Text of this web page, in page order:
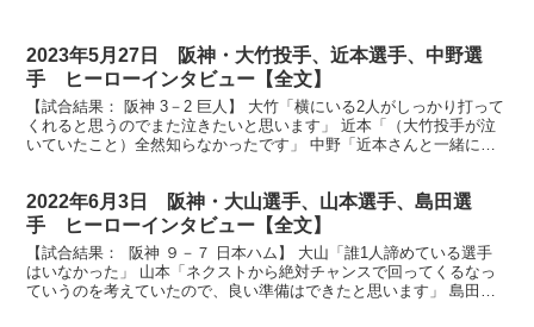
2023年5月27日 阪神・大竹投手、近本選手、中野選
手 ヒーローインタビュー【全文】
【試合結果： 阪神 3－2 巨人】 大竹「横にいる2人がしっかり打って
くれると思うのでまた泣きたいと思います」 近本「（大竹投手が泣
いていたこと）全然知らなかったです」 中野「近本さんと一緒に良
2022年6月3日 阪神・大山選手、山本選手、島田選
手 ヒーローインタビュー【全文】
【試合結果： 阪神 ９－７ 日本ハム】 大山「誰1人諦めている選手
はいなかった」 山本「ネクストから絶対チャンスで回ってくるなっ
ていうのを考えていたので、良い準備はできたと思います」 島田